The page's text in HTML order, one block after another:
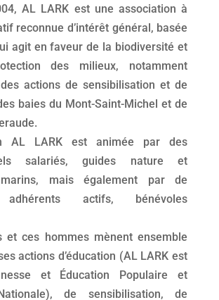
AL LARK est une association à
reconnue d’intérêt général, basée
agit en faveur de la biodiversité et
des milieux, notamment
actions de sensibilisation et de
baies du Mont-Saint-Michel et de
AL LARK est animée par des
salariés, guides nature et
mais également par de
adhérents actifs, bénévoles
et ces hommes mènent ensemble
actions d’éducation (AL LARK est
et Éducation Populaire et
de sensibilisation, de